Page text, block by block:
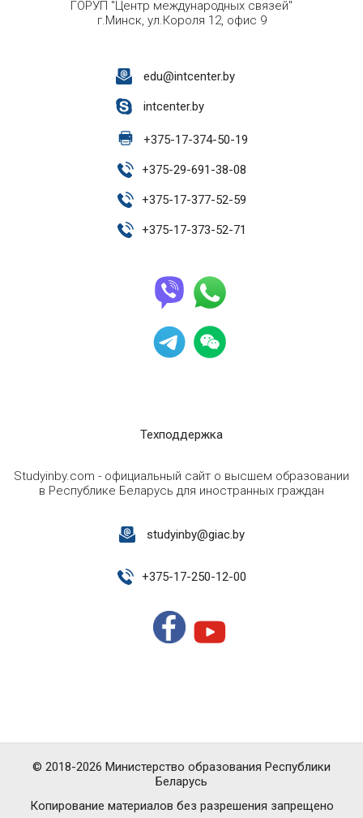
ГОРУП "Центр международных связей"
г.Минск, ул.Короля 12, офис 9
edu@intcenter.by
intcenter.by
+375-17-374-50-19
+375-29-691-38-08
+375-17-377-52-59
+375-17-373-52-71
Техподдержка
Studyinby.com - официальный сайт о высшем образовании
в Республике Беларусь для иностранных граждан
studyinby@giac.by
+375-17-250-12-00
Копирование материалов без разрешения запрещено
© 2018-2026 Министерство образования Республики
Беларусь